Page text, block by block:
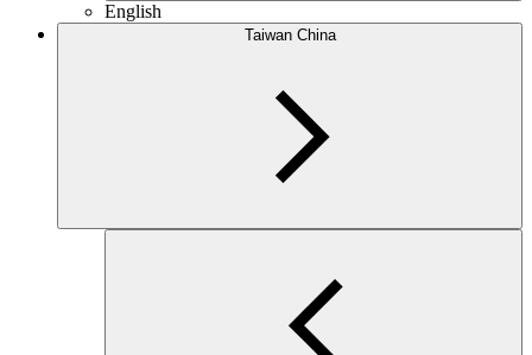
English
Taiwan China